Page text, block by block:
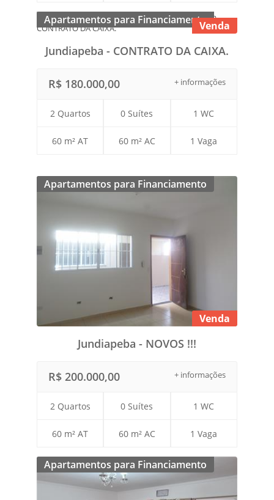
Apartamentos para FinanciamentoVenda
Jundiapeba - CONTRATO DA CAIXA.
+ informações
R$ 180.000,00
2 Quartos 0 Suítes 1 WC
60 m² AT 60 m² AC 1 Vaga
Apartamentos para Financiamento
Venda
Jundiapeba - NOVOS !!!
+ informações
R$ 200.000,00
2 Quartos 0 Suítes 1 WC
60 m² AT 60 m² AC 1 Vaga
Apartamentos para Financiamento